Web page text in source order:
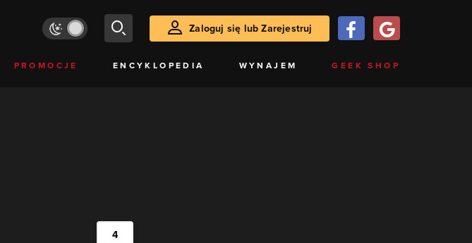
Zaloguj się lub Zarejestruj
PROMOCJE ENCYKLOPEDIA WYNAJEM GEEK SHOP
4